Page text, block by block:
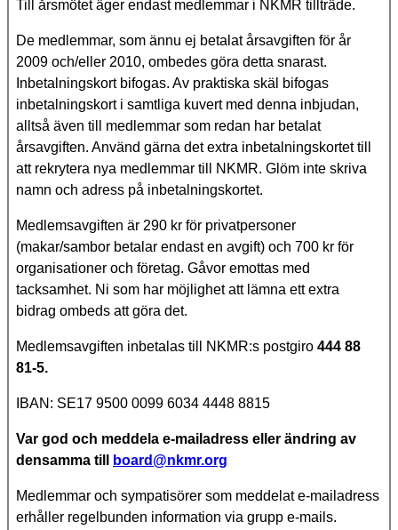
Till årsmötet äger endast medlemmar i NKMR tillträde.
De medlemmar, som ännu ej betalat årsavgiften för år
2009 och/eller 2010, ombedes göra detta snarast.
Inbetalningskort bifogas. Av praktiska skäl bifogas
inbetalningskort i samtliga kuvert med denna inbjudan,
alltså även till medlemmar som redan har betalat
årsavgiften. Använd gärna det extra inbetalningskortet till
att rekrytera nya medlemmar till NKMR. Glöm inte skriva
namn och adress på inbetalningskortet.
Medlemsavgiften är 290 kr för privatpersoner
(makar/sambor betalar endast en avgift) och 700 kr för
organisationer och företag. Gåvor emottas med
tacksamhet. Ni som har möjlighet att lämna ett extra
bidrag ombeds att göra det.
Medlemsavgiften inbetalas till NKMR:s postgiro 444 88
81-5.
IBAN: SE17 9500 0099 6034 4448 8815
Var god och meddela e-mailadress eller ändring av
densamma till
board@nkmr.org
Medlemmar och sympatisörer som meddelat e-mailadress
erhåller regelbunden information via grupp e-mails.